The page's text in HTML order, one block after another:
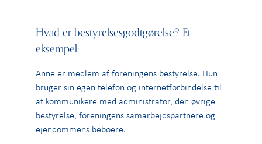
Hvad er bestyrelsesgodtgørelse? Et
eksempel:
Anne er medlem af foreningens bestyrelse. Hun
bruger sin egen telefon og internetforbindelse til
at kommunikere med administrator, den øvrige
bestyrelse, foreningens samarbejdspartnere og
ejendommens beboere.